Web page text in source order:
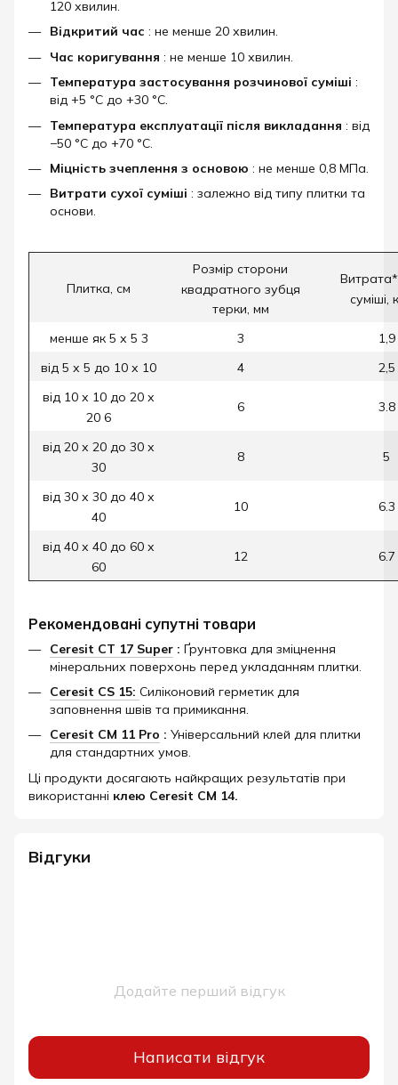
120 хвилин.
Відкритий час : не менше 20 хвилин.
Час коригування : не менше 10 хвилин.
Температура застосування розчинової суміші :
від +5 °C до +30 °C.
Температура експлуатації після викладання : від
−50 °C до +70 °C.
Міцність зчеплення з основою : не менше 0,8 МПа.
Витрати сухої суміші : залежно від типу плитки та
основи.
Плитка, см
Розмір сторони
квадратного зубця
терки, мм
Витрата*
суміші,
менше як 5 х 5 3 3
1,9
від 5 х 5 до 10 х 10
4
2,5
від 10 х 10 до 20 х
20 6
6 3.8
від 20 х 20 до 30 х
30
8 5
від 30 х 30 до 40 х
40
10 6.3
від 40 х 40 до 60 х
60
12 6.7
Рекомендовані супутні товари
Ceresit CT 17 Super : Ґрунтовка для зміцнення
мінеральних поверхонь перед укладанням плитки.
Ceresit CS 15: Силіконовий герметик для
заповнення швів та примикання.
Ceresit CM 11 Pro : Універсальний клей для плитки
для стандартних умов.
Ці продукти досягають найкращих результатів при
використанні клею Ceresit CM 14.
Відгуки
Додайте перший відгук
Написати відгук